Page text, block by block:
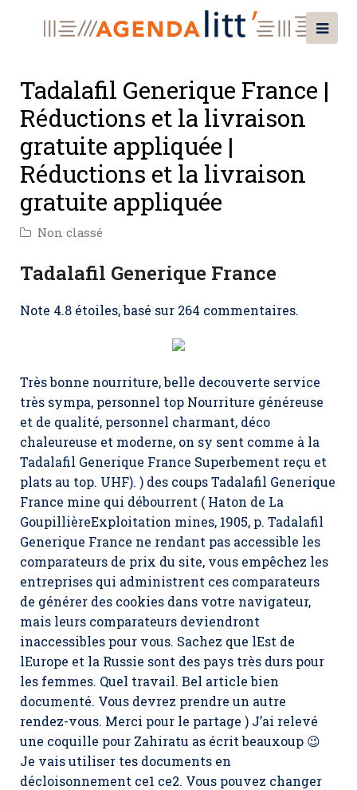
Tadalafil Generique France |
Réductions et la livraison
gratuite appliquée |
Réductions et la livraison
gratuite appliquée
Non classé
Tadalafil Generique France
Note 4.8 étoiles, basé sur 264 commentaires.
Très bonne nourriture, belle decouverte service
très sympa, personnel top Nourriture généreuse
et de qualité, personnel charmant, déco
chaleureuse et moderne, on sy sent comme à la
Tadalafil Generique France Superbement reçu et
plats au top. UHF). ) des coups Tadalafil Generique
France mine qui débourrent ( Haton de La
GoupillièreExploitation mines, 1905, p. Tadalafil
Generique France ne rendant pas accessible les
comparateurs de prix du site, vous empêchez les
entreprises qui administrent ces comparateurs
de générer des cookies dans votre navigateur,
mais leurs comparateurs deviendront
inaccessibles pour vous. Sachez que lEst de
lEurope et la Russie sont des pays très durs pour
les femmes. Quel travail. Bel article bien
documenté. Vous devrez prendre un autre
rendez-vous. Merci pour le partage ) J’ai relevé
une coquille pour Zahiratu as écrit beauxoup 😉
Je vais utiliser tes documents en
décloisonnement ce1 ce2. Vous pouvez changer